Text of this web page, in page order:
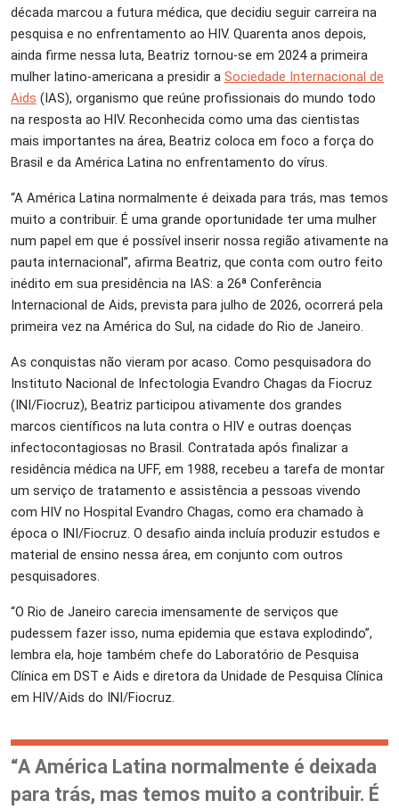
década marcou a futura médica, que decidiu seguir carreira na
pesquisa e no enfrentamento ao HIV. Quarenta anos depois,
ainda firme nessa luta, Beatriz tornou-se em 2024 a primeira
mulher latino-americana a presidir a Sociedade Internacional de
Aids (IAS), organismo que reúne profissionais do mundo todo
na resposta ao HIV. Reconhecida como uma das cientistas
mais importantes na área, Beatriz coloca em foco a força do
Brasil e da América Latina no enfrentamento do vírus.
“A América Latina normalmente é deixada para trás, mas temos
muito a contribuir. É uma grande oportunidade ter uma mulher
num papel em que é possível inserir nossa região ativamente na
pauta internacional”, afirma Beatriz, que conta com outro feito
inédito em sua presidência na IAS: a 26ª Conferência
Internacional de Aids, prevista para julho de 2026, ocorrerá pela
primeira vez na América do Sul, na cidade do Rio de Janeiro.
As conquistas não vieram por acaso. Como pesquisadora do
Instituto Nacional de Infectologia Evandro Chagas da Fiocruz
(INI/Fiocruz), Beatriz participou ativamente dos grandes
marcos científicos na luta contra o HIV e outras doenças
infectocontagiosas no Brasil. Contratada após finalizar a
residência médica na UFF, em 1988, recebeu a tarefa de montar
um serviço de tratamento e assistência a pessoas vivendo
com HIV no Hospital Evandro Chagas, como era chamado à
época o INI/Fiocruz. O desafio ainda incluía produzir estudos e
material de ensino nessa área, em conjunto com outros
pesquisadores.
“O Rio de Janeiro carecia imensamente de serviços que
pudessem fazer isso, numa epidemia que estava explodindo”,
lembra ela, hoje também chefe do Laboratório de Pesquisa
Clínica em DST e Aids e diretora da Unidade de Pesquisa Clínica
em HIV/Aids do INI/Fiocruz.
“A América Latina normalmente é deixada
para trás, mas temos muito a contribuir. É